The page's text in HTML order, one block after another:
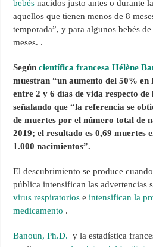
bebés nacidos justo antes o durante
aquellos que tienen menos de 8
temporada”, y para algunos bebés
meses. .
Segúncientífica francesaHélène
muestran “un aumento del 50% en
entre 2 y 6 días de vida respecto de
señalando que “la referencia se
de muertes por el número total de
2019; el resultado es 0,69 muertes
1.000 nacimientos”.
El descubrimiento se produce
pública intensifican las advertencias
virus respiratorios eintensifican la
medicamento .
Banoun, Ph.D. y la estadística